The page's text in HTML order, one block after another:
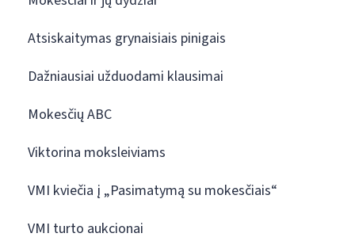
Atsiskaitymas grynaisiais pinigais
Dažniausiai užduodami klausimai
Mokesčių ABC
Viktorina moksleiviams
VMI kviečia į „Pasimatymą su mokesčiais“
VMI turto aukcionai